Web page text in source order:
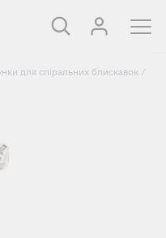
для спіральних блискавок /